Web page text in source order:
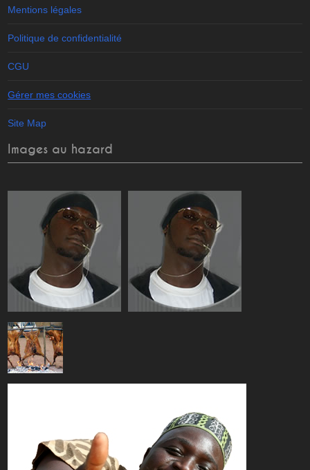
Mentions légales
Politique de confidentialité
CGU
Gérer mes cookies
Site Map
Images au hazard